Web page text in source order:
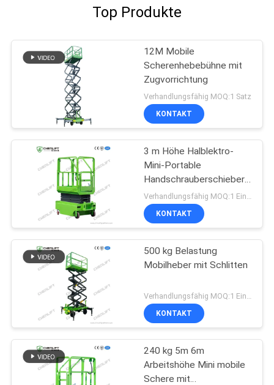
Top Produkte
12M Mobile
Scherenhebebühne mit
Zugvorrichtung
Verhandlungsfähig MOQ:1 Satz
KONTAKT
3 m Höhe Halblektro-
Mini-Portable
Handschrauberschieber
für Lager
KONTAKT
500 kg Belastung
Mobilheber mit Schlitten
KONTAKT
240 kg 5m 6m
Arbeitshöhe Mini mobile
Schere mit